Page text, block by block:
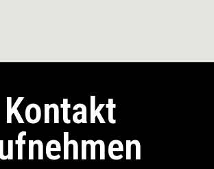
Kontakt